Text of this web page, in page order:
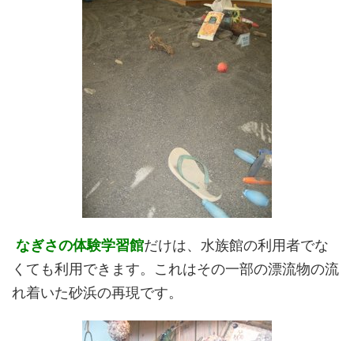
なぎさの体験学習館だけは、水族館の利用者でな
くても利用できます。これはその一部の漂流物の流
れ着いた砂浜の再現です。